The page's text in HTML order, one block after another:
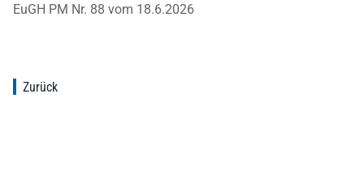
EuGH PM Nr. 88 vom 18.6.2026
Zurück